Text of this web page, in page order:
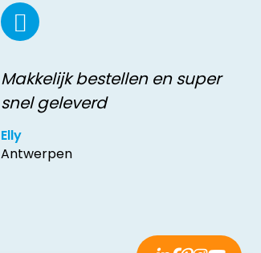
Makkelijk bestellen en super
snel geleverd
Elly
Antwerpen